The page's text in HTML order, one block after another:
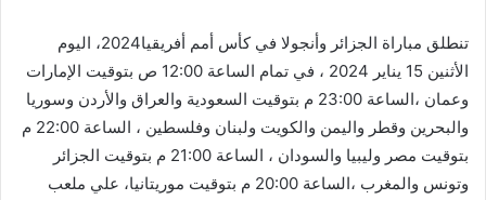
تنطلق مباراة الجزائر وأنجولا في كأس أمم أفريقيا2024، اليوم
الأثنين 15 يناير 2024 ، في تمام الساعة 12:00 ص بتوقيت الإمارات
وعمان ،الساعة 23:00 م بتوقيت السعودية والعراق والأردن وسوريا
والبحرين وقطر واليمن والكويت ولبنان وفلسطين ، الساعة 22:00 م
بتوقيت مصر وليبيا والسودان ، الساعة 21:00 م بتوقيت الجزائر
وتونس والمغرب ،الساعة 20:00 م بتوقيت موريتانيا، علي ملعب